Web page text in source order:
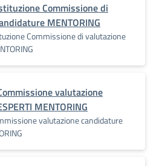
Commissione di
MENTORING
Commissione di valutazione
valutazione
MENTORING
valutazione candidature